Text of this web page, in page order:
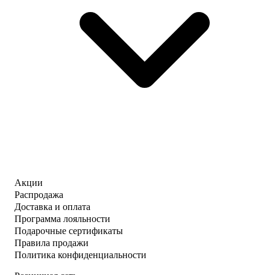
Акции
Распродажа
Доставка и оплата
Программа лояльности
Подарочные сертификаты
Правила продажи
Политика конфиденциальности